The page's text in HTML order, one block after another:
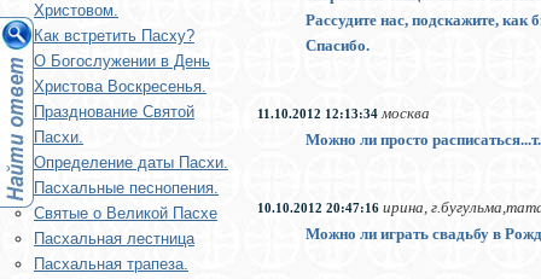
Христовом.
Как встретить Пасху?
О Богослужении в День
Христова Воскресенья.
Празднование Святой
Пасхи.
Определение даты Пасхи.
Пасхальные песнопения.
Святые о Великой Пасхе
Пасхальная лестница
Пасхальная трапеза.
Рассудите нас, подскажите, как
Спасибо.
11.10.2012 12:13:34 москва
Можно ли просто
10.10.2012 20:47:16 ирина,
Можно ли играть свадьбу в